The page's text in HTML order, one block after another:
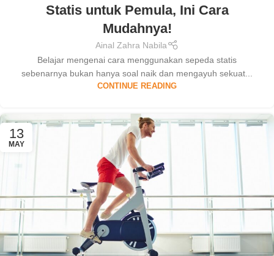
Statis untuk Pemula, Ini Cara
Mudahnya!
Ainal Zahra Nabila
Belajar mengenai cara menggunakan sepeda statis
sebenarnya bukan hanya soal naik dan mengayuh sekuat...
CONTINUE READING
13
MAY